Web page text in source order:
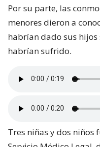
Por su parte, las
menores dieron a
habrían dado sus
habrían sufrido.
Tres niñas y dos niños